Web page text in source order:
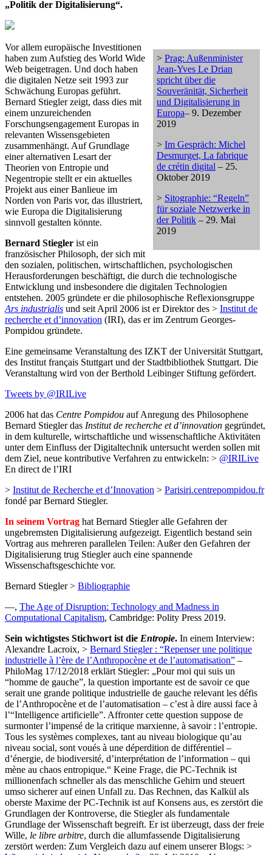
„Politik der Digitalisierung“.
> Prag: Außenminister
Jean-Yves Le Drian
spricht über die
Souveränität, Sicherheit
und Digitalisierung in
Europa– 9. Dezember
2019
> Im Gespräch: Michel
Desmurget, La fabrique
de crétin digital – 25.
Oktober 2019
> Sitographie: “Regeln”
für soziale Netzwerke in
der Politik – 29. Mai
2019
Vor allem europäische Investitionen
haben zum Aufstieg des World Wide
Web beigetragen. Und doch haben
die digitalen Netze seit 1993 zur
Schwächung Europas geführt.
Bernard Stiegler zeigt, dass dies mit
einem unzureichenden
Forschungsengagement Europas in
relevanten Wissensgebieten
zusammenhängt. Auf Grundlage
einer alternativen Lesart der
Theorien von Entropie und
Negentropie stellt er ein aktuelles
Projekt aus einer Banlieue im
Norden von Paris vor, das illustriert,
wie Europa die Digitalisierung
sinnvoll gestalten könnte.
Bernard Stiegler ist ein
französischer Philosoph, der sich mit
den sozialen, politischen, wirtschaftlichen, psychologischen
Herausforderungen beschäftigt, die durch die technologische
Entwicklung und insbesondere die digitalen Technologien
entstehen. 2005 gründete er die philosophische Reflexionsgruppe
Ars industrialis und seit April 2006 ist er Direktor des > Institut de
recherche et d’innovation (IRI), das er im Zentrum Georges-
Pompidou gründete.
Eine gemeinsame Veranstaltung des IZKT der Universität Stuttgart,
des Institut français Stuttgart und der Stadtbibliothek Stuttgart. Die
Veranstaltung wird von der Berthold Leibinger Stiftung gefördert.
Tweets by @IRILive
2006 hat das Centre Pompidou auf Anregung des Philosophene
Bernard Stiegler das Institut de recherche et d’innovation gegründet,
in dem kulturelle, wirtschaftliche und wissenschaftliche Aktivitäten
unter dem Einfluss der Digitaltechnik untersucht werden sollen mit
dem Ziel, neue kontributive Verfahren zu entwickeln: > @IRILive
En direct de l’IRI
> Institut de Recherche et d’Innovation > Parisiri.centrepompidou.fr
fondé par Bernard Stiegler.
In seinem Vortrag hat Bernard Stiegler alle Gefahren der
ungebremsten Digitalisierung aufgezeigt. Eigentlich bestand sein
Vortrag aus mehreren parallelen Teilen: Außer den Gefahren der
Digitalisierung trug Stiegler auch eine spannende
Wissenschaftsgeschichte vor.
Bernard Stiegler > Bibliographie
—, The Age of Disruption: Technology and Madness in
Computational Capitalism, Cambridge: Polity Press 2019.
Sein wichtigstes Stichwort ist die Entropie. In einem Interview:
Alexandre Lacroix, > Bernard Stiegler : “Repenser une politique
industrielle à l’ère de l’Anthropocène et de l’automatisation” –
PhiloMag 17/12/2018 erklärt Stiegler: „Pour moi qui suis un
“homme de gauche”, la question importante est de savoir ce que
serait une grande politique industrielle de gauche relevant les défis
de l’Anthropocène et de l’automatisation – c’est à dire aussi face à
l’“Intelligence artificielle”. Affronter cette question suppose de
surmonter l’impensé de la critique marxienne, à savoir : l’entropie.
Tous les systèmes complexes, tant au niveau biologique qu’au
niveau social, sont voués à une déperdition de différentiel –
d’énergie, de biodiversité, d’interprétation de l’information – qui
mène au chaos entropique.“ Keine Frage, die PC-Technik ist
millionenfach schneller als das menschliche Gehirn und steuert
umso sicherer auf einen Unfall zu. Das Rechnen, das Kalkül als
oberste Maxime der PC-Technik ist auf Konsens aus, es zerstört die
Grundlagen der Kontroverse, die Stiegler als fundamentale
Grundlage der Wissenschaft begreift. Er ist überzeugt, dass der freie
Wille, le libre arbitre, durch die allumfassende Digitalisierung
zerstört werden: Zum Vergleich dazu auf einem unserer Blogs: >